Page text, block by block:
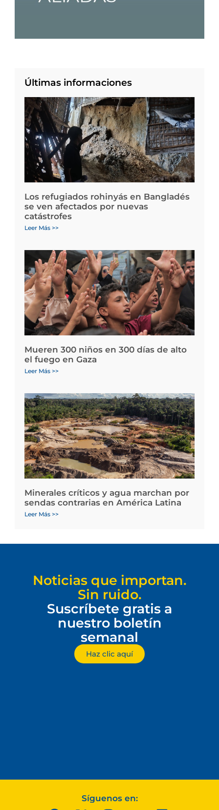
Últimas informaciones
Los refugiados rohinyás en Bangladés
se ven afectados por nuevas
catástrofes
Leer Más >>
Mueren 300 niños en 300 días de alto
el fuego en Gaza
Leer Más >>
Minerales críticos y agua marchan por
sendas contrarias en América Latina
Leer Más >>
Noticias que importan.
Sin ruido.
Suscríbete gratis a
nuestro boletín
semanal
Haz clic aquí
Síguenos en: